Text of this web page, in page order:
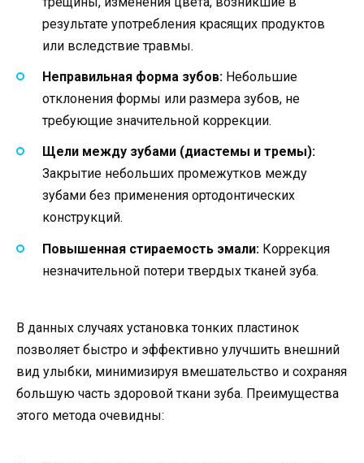
результате употребления красящих продуктов
или вследствие травмы.
Неправильная форма зубов: Небольшие
отклонения формы или размера зубов, не
требующие значительной коррекции.
Щели между зубами (диастемы и тремы):
Закрытие небольших промежутков между
зубами без применения ортодонтических
конструкций.
Повышенная стираемость эмали: Коррекция
незначительной потери твердых тканей зуба.
В данных случаях установка тонких пластинок
позволяет быстро и эффективно улучшить внешний
вид улыбки, минимизируя вмешательство и сохраняя
большую часть здоровой ткани зуба. Преимущества
этого метода очевидны: